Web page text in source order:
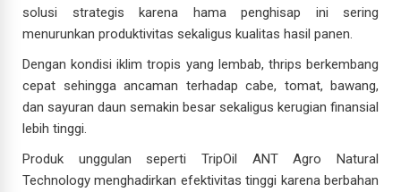
solusi strategis karena hama penghisap ini sering
menurunkan produktivitas sekaligus kualitas hasil panen.
Dengan kondisi iklim tropis yang lembab, thrips berkembang
cepat sehingga ancaman terhadap cabe, tomat, bawang,
dan sayuran daun semakin besar sekaligus kerugian finansial
lebih tinggi.
Produk unggulan seperti TripOil ANT Agro Natural
Technology menghadirkan efektivitas tinggi karena berbahan